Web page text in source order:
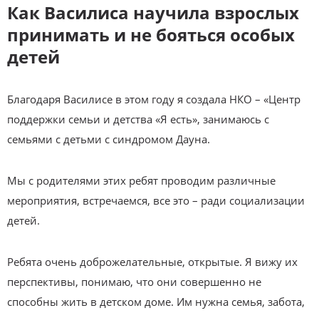
Как Василиса научила взрослых
принимать и не бояться особых
детей
Благодаря Василисе в этом году я создала НКО – «Центр
поддержки семьи и детства «Я есть», занимаюсь с
семьями с детьми с синдромом Дауна.
Мы с родителями этих ребят проводим различные
мероприятия, встречаемся, все это – ради социализации
детей.
Ребята очень доброжелательные, открытые. Я вижу их
перспективы, понимаю, что они совершенно не
способны жить в детском доме. Им нужна семья, забота,